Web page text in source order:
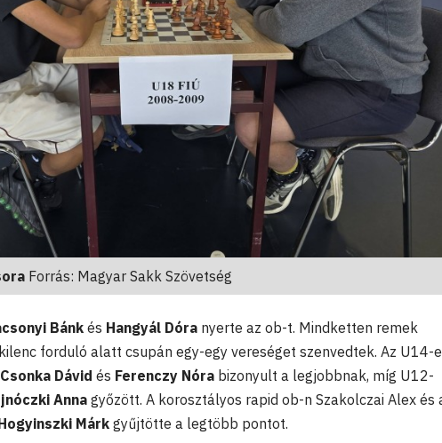
Forrás: Magyar Sakk Szövetség
Bánkés Hangyál Dóra nyerte az ob-t. Mindketten remek
forduló alatt csupán egy-egy vereséget szenvedtek. Az U14-
Dávid és Ferenczy Nóra bizonyult a legjobbnak, míg U12-
Annagyőzött. A korosztályos rapid ob-n Szakolczai Alex és
Márkgyűjtötte a legtöbb pontot.